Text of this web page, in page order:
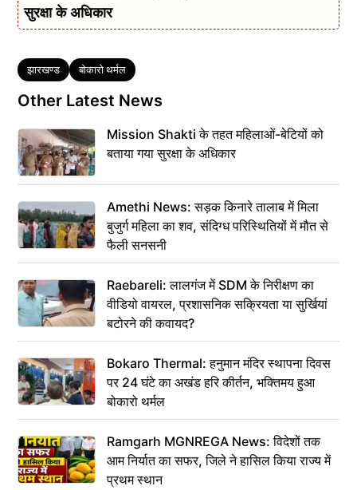
सुरक्षा के अधिकार
Tags
झारखण्ड बोकारो थर्मल
Other Latest News
Mission Shakti के तहत महिलाओं-बेटियों को
बताया गया सुरक्षा के अधिकार
Amethi News: सड़क किनारे तालाब में मिला
बुजुर्ग महिला का शव, संदिग्ध परिस्थितियों में मौत से
फैली सनसनी
Raebareli: लालगंज में SDM के निरीक्षण का
वीडियो वायरल, प्रशासनिक सक्रियता या सुर्खियां
बटोरने की कवायद?
Bokaro Thermal: हनुमान मंदिर स्थापना दिवस
पर 24 घंटे का अखंड हरि कीर्तन, भक्तिमय हुआ
बोकारो थर्मल
Ramgarh MGNREGA News: विदेशों तक
आम निर्यात का सफर, जिले ने हासिल किया राज्य में
प्रथम स्थान